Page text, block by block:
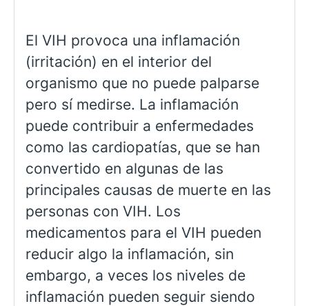
El VIH provoca una inflamación
(irritación) en el interior del
organismo que no puede palparse
pero sí medirse. La inflamación
puede contribuir a enfermedades
como las cardiopatías, que se han
convertido en algunas de las
principales causas de muerte en las
personas con VIH. Los
medicamentos para el VIH pueden
reducir algo la inflamación, sin
embargo, a veces los niveles de
inflamación pueden seguir siendo